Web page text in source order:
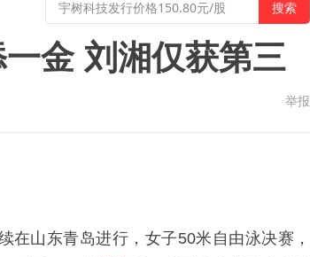
金 刘湘仅获第三
举报
在山东青岛进行，女子50米自由泳决赛，